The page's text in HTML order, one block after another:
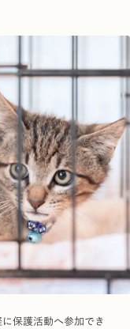
保護活動へ参加でき